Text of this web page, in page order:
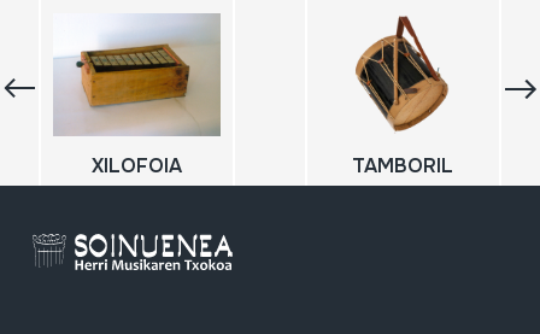
XILOFOIA TAMBORIL